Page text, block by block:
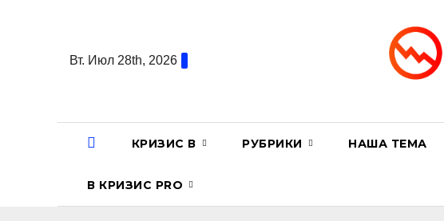
содержаниюВт. Июл 28th, 2026
КРИЗИС В РУБРИКИ НАША ТЕМА
В КРИЗИС PRO